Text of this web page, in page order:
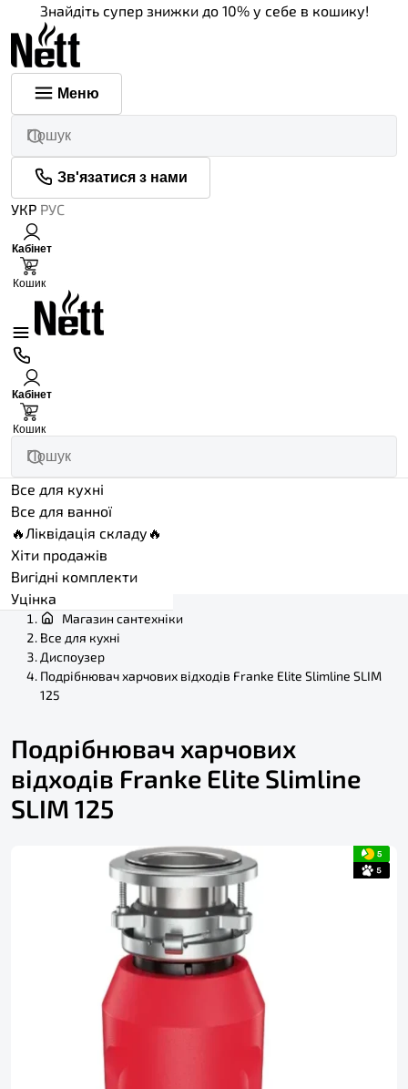
Знайдіть супер знижки до 10% у себе в кошику!
Меню
Зв'язатися з нами
УКР РУС
Кабінет
0
Кошик
Кабінет
0
Кошик
Все для кухні
Все для ванної
🔥Ліквідація складу🔥
Хіти продажів
Вигідні комплекти
Уцінка
Магазин сантехніки
Все для кухні
Диспоузер
Подрібнювач харчових відходів Franke Elite Slimline SLIM
125
Подрібнювач харчових
відходів Franke Elite Slimline
SLIM 125